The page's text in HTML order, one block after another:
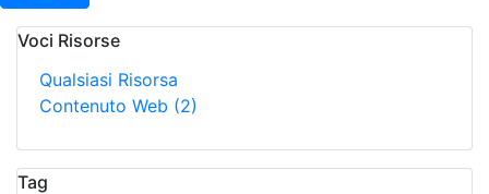
Voci Risorse
Qualsiasi Risorsa
Contenuto Web (2)
Tag